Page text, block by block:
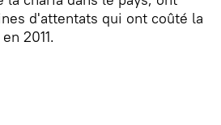
d'attentats qui ont coûté la
2011.